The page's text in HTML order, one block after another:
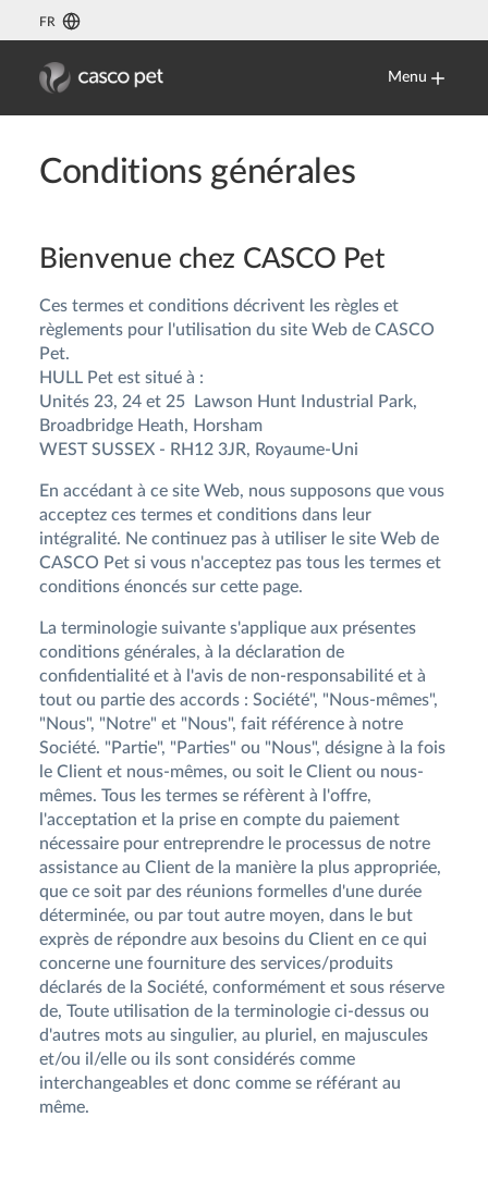
FR
Menu
Conditions générales
Bienvenue chez CASCO Pet
Ces termes et conditions décrivent les règles et
règlements pour l'utilisation du site Web de CASCO
Pet.
HULL Pet est situé à :
Unités 23, 24 et 25 Lawson Hunt Industrial Park,
Broadbridge Heath, Horsham
WEST SUSSEX - RH12 3JR, Royaume-Uni
En accédant à ce site Web, nous supposons que vous
acceptez ces termes et conditions dans leur
intégralité. Ne continuez pas à utiliser le site Web de
CASCO Pet si vous n'acceptez pas tous les termes et
conditions énoncés sur cette page.
La terminologie suivante s'applique aux présentes
conditions générales, à la déclaration de
confidentialité et à l'avis de non-responsabilité et à
tout ou partie des accords : Société", "Nous-mêmes",
"Nous", "Notre" et "Nous", fait référence à notre
Société. "Partie", "Parties" ou "Nous", désigne à la fois
le Client et nous-mêmes, ou soit le Client ou nous-
mêmes. Tous les termes se réfèrent à l'offre,
l'acceptation et la prise en compte du paiement
nécessaire pour entreprendre le processus de notre
assistance au Client de la manière la plus appropriée,
que ce soit par des réunions formelles d'une durée
déterminée, ou par tout autre moyen, dans le but
exprès de répondre aux besoins du Client en ce qui
concerne une fourniture des services/produits
déclarés de la Société, conformément et sous réserve
de, Toute utilisation de la terminologie ci-dessus ou
d'autres mots au singulier, au pluriel, en majuscules
et/ou il/elle ou ils sont considérés comme
interchangeables et donc comme se référant au
même.